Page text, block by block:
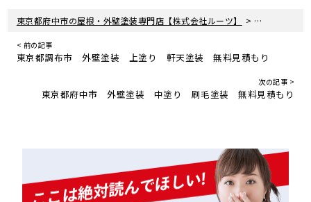
東京都府中市の屋根・外壁塗装専門店【株式会社ルーツ】 > 新着情報
< 前の記事
東京都調布市 外壁塗装 上塗り 軒天塗装 無料見積もり
次の記事 >
東京都府中市 外壁塗装 中塗り 刷毛塗装 無料見積もり